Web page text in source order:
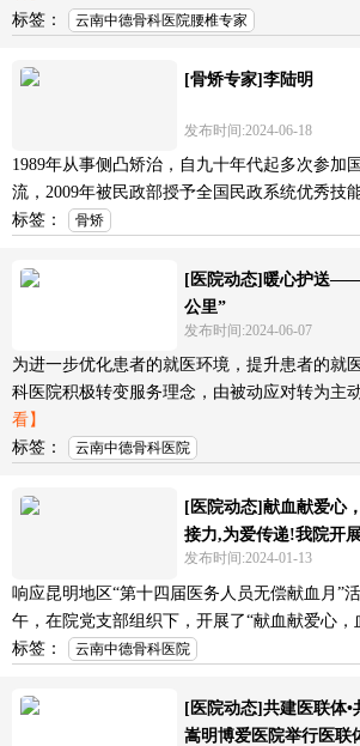
标签：
云南中德骨科医院腰椎专家
[骨矫专家]李陆明
发布时间:2024-06-18
1989年从事侧凸矫治，自九十年代起多次参加
流，2009年被民政部授予全国民政系统优秀技
标签：
骨矫
[医院动态]暖心护送
公里”
发布时间:2024-06-07
为进一步优化患者的就医环境，提升患者的就
科医院积极转变服务理念，由被动应对转为主
看】
标签：
云南中德骨科医院
[医院动态]献血献爱心
接力,为爱传递!我院开
发布时间:2024-01-13
响应昆明地区“第十四届医务人员无偿献血月”
午，在院党支部组织下，开展了“献血献爱心，
标签：
云南中德骨科医院
[医院动态]共建医联体
嵩明博爱医院举行医联